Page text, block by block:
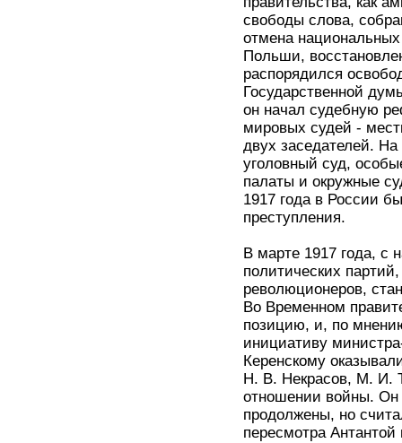
свободы слова,
отмена
Польши,
распорядился
Государственной
он начал судебную
мировых судей -
двух заседателей.
уголовный суд,
палаты и окружные
1917 года в России
преступления.
В марте 1917 года, с
политических
революционеров,
Во Временном
позицию, и, по
инициативу
Керенскому
Н. В. Некрасов, М. И.
отношении войны. Он
продолжены, но
пересмотра